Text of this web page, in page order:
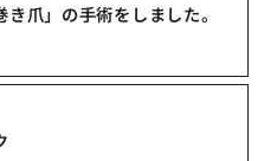
爪」の手術をしました。